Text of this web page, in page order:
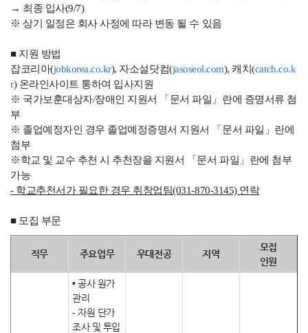
→ 최종 입사(9/7)
※ 상기 일정은 회사 사정에 따라 변동 될 수 있음
■ 지원 방법
잡코리아(jobkorea.co.kr), 자소설닷컴(jasoseol.com), 캐치(catch.co.k
r) 온라인사이트 통하여 입사지원
※ 국가보훈대상자/장애인 지원서 「문서 파일」란에 증명서류 첨
부
※ 졸업예정자인 경우 졸업예정증명서 지원서 「문서 파일」란에
첨부
※학교 및 교수 추천 시 추천장을 지원서 「문서 파일」란에 첨부
가능
- 학교추천서가 필요한 경우 취창업팀(031-870-3145) 연락
■ 모집 부문
직무 주요업무 우대전공 지역
모집
인원
• 공사 원가
관리
- 자원 단가
조사 및 투입